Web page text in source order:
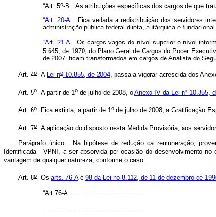
“Art. 5o-B. As atribuições específicas dos cargos de que
“Art. 20-A.
Fica vedada a redistribuição dos servidores
administração pública federal direta, autárquica e fundacional
“Art. 21-A. Os cargos vagos de nível superior e nível
5.645, de 1970, do Plano Geral de Cargos do Poder
de 2007, ficam transformados em cargos de Analista do
Art. 4o A Lei no 10.855, de 2004, passa a vigorar acrescida dos
Art. 5o A partir de 1o de julho de 2008, o Anexo IV da Lei nº 10.855,
Art. 6o Fica extinta, a partir de 1o de julho de 2008, a Gratificação
Art. 7o A aplicação do disposto nesta Medida Provisória, aos
Parágrafo único. Na hipótese de redução da remuneração,
Identificada - VPNI, a ser absorvida por ocasião do desenvolvimento
vantagem de qualquer natureza, conforme o caso.
Art. 8o Os arts. 76-Ae 98 da Lei no 8.112, de 11 de dezembro de
“Art.76-A.